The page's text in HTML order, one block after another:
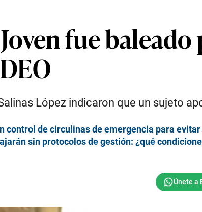
fue
López indicaron que un sujeto
control de circulinas de emergencia para
sin protocolos de gestión: ¿qué